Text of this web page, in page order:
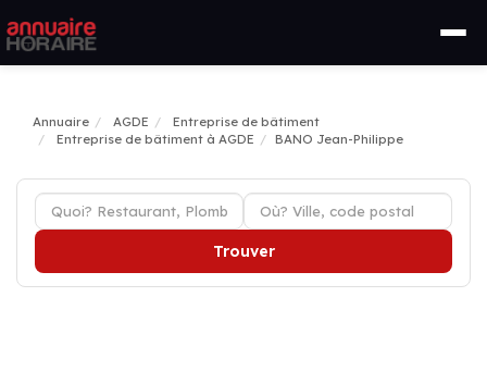
Annuaire AGDE
Entreprise de bâtiment
Entreprise de bâtiment à AGDE
BANO Jean-Philippe
Trouver